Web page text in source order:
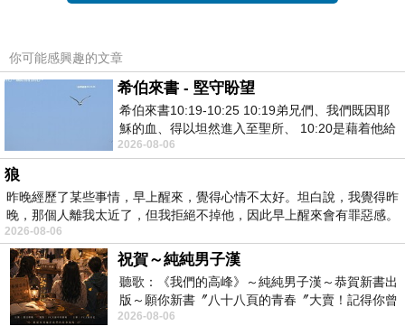
商品訊息描述:
CRAFTHOLIC 咖啡猴爸爸手機吊飾
你可能感興趣的文章
希伯來書 - 堅守盼望
希伯來書10:19-10:25 10:19弟兄們、我們既因耶
穌的血、得以坦然進入至聖所、 10:20是藉着他給
我們開了一條又新又活的路從幔子經過
2026-08-06
狼
昨晚經歷了某些事情，早上醒來，覺得心情不太好。坦白說，我覺得昨
晚，那個人離我太近了，但我拒絕不掉他，因此早上醒來會有罪惡感。
2026-08-06
祝賀～純純男子漢
聽歌：《我們的高峰》～純純男子漢～恭賀新書出
版～願你新書〞八十八頁的青春〞大賣！記得你曾
經在我的版留言…「好讚的圖^^感覺大家
2026-08-06